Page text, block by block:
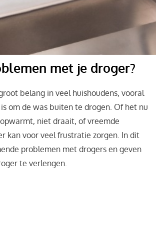
met je droger?
belang in veel huishoudens, vooral
om de was buiten te drogen. Of het nu
niet draait, of vreemde
kan voor veel frustratie zorgen. In dit
problemen met drogers en geven
te verlengen.